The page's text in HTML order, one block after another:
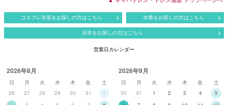
コスプレ衣装をお探しの方はこちら 水着をお探しの方はこちら
浴衣をお探しの方はこちら
営業日カレンダー
2026年8月
日 月 火 水 木 金
土
26
27 28 29 30 31
1
2026年9月
日 月 火 水 木 金
土
30
31 1 2 3 4
5